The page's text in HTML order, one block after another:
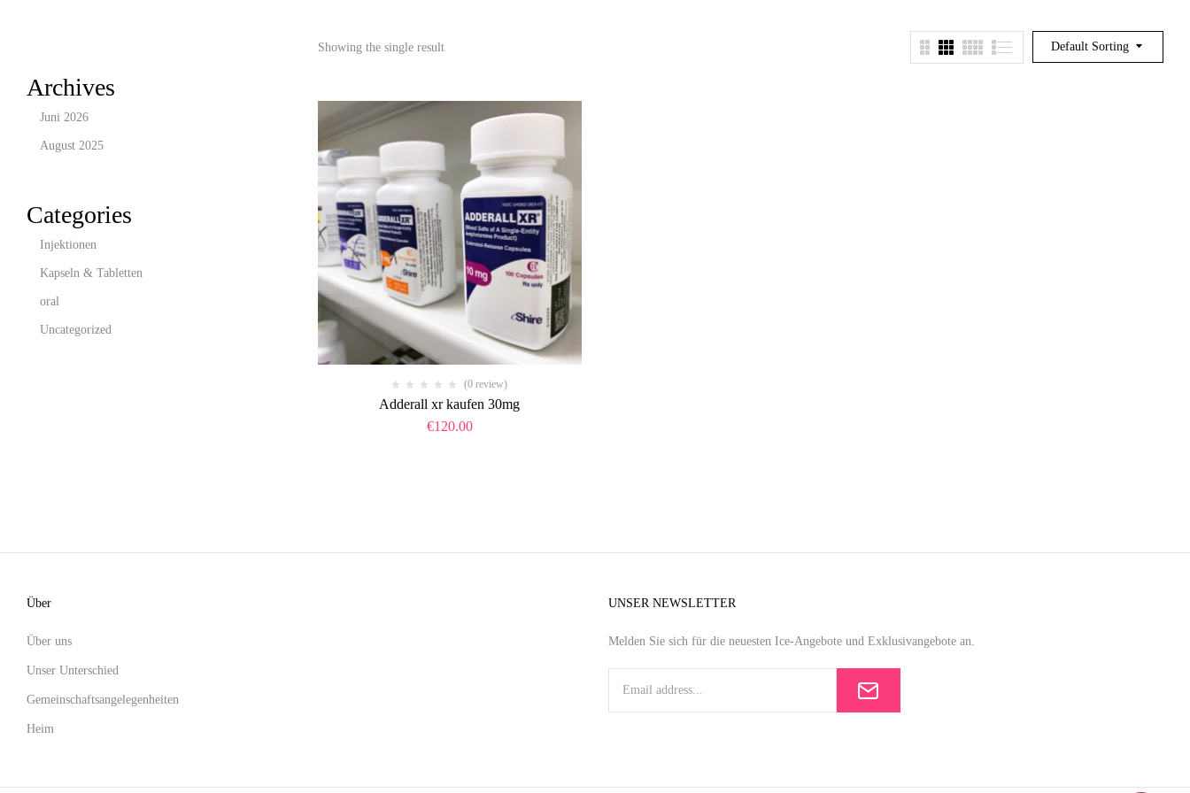
Archives
Juni 2026
August 2025
Categories
Injektionen
Kapseln & Tabletten
oral
Uncategorized
Default Sorting
Showing the single result
(0 review)
Adderall xr kaufen 30mg
€120.00
Über
Über uns
Unser Unterschied
Gemeinschaftsangelegenheiten
Heim
UNSER NEWSLETTER
Melden Sie sich für die neuesten Ice-Angebote und Exklusivangebote an.